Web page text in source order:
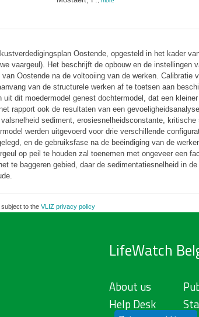
Oostende, opgesteld in het kader
vaargeul). Het beschrijft de opbouw en de
Oostende na de voltooiing van de werken.
van de structurele werken af te toetsen aan
uit dit moedermodel genest dochtermodel, dat een
rapport ook de resultaten van een
sediment, erosiesnelheidsconstante,
werden uitgevoerd voor drie verschillende
en de gebruiksfase na de beëindiging van de
op peil te houden zal toenemen met ongeveer een
te baggeren gebied, daar de sedimentatiesnelheid in
to the VLIZ privacy policy
LifeWatch
About us
Help Desk